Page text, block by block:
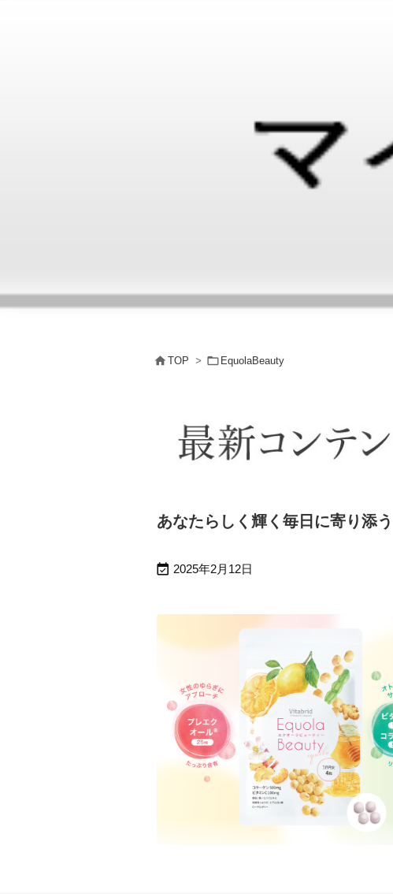
 TOP >  EquolaBeauty
あなたらしく輝く毎日に寄り添
 2025年2月12日